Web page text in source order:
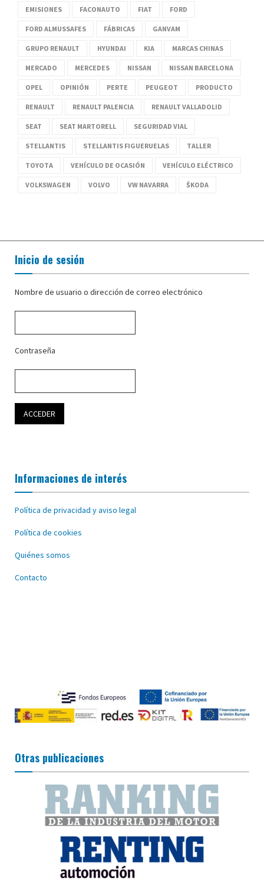
EMISIONES FACONAUTO FIAT FORD
FORD ALMUSSAFES FÁBRICAS GANVAM
GRUPO RENAULT HYUNDAI KIA MARCAS CHINAS
MERCADO MERCEDES NISSAN NISSAN BARCELONA
OPEL OPINIÓN PERTE PEUGEOT PRODUCTO
RENAULT RENAULT PALENCIA RENAULT VALLADOLID
SEAT SEAT MARTORELL SEGURIDAD VIAL
STELLANTIS STELLANTIS FIGUERUELAS TALLER
TOYOTA VEHÍCULO DE OCASIÓN VEHÍCULO ELÉCTRICO
VOLKSWAGEN VOLVO VW NAVARRA ŠKODA
Inicio de sesión
Nombre de usuario o dirección de correo electrónico
Contraseña
Informaciones de interés
Política de privacidad y aviso legal
Política de cookies
Quiénes somos
Contacto
Otras publicaciones